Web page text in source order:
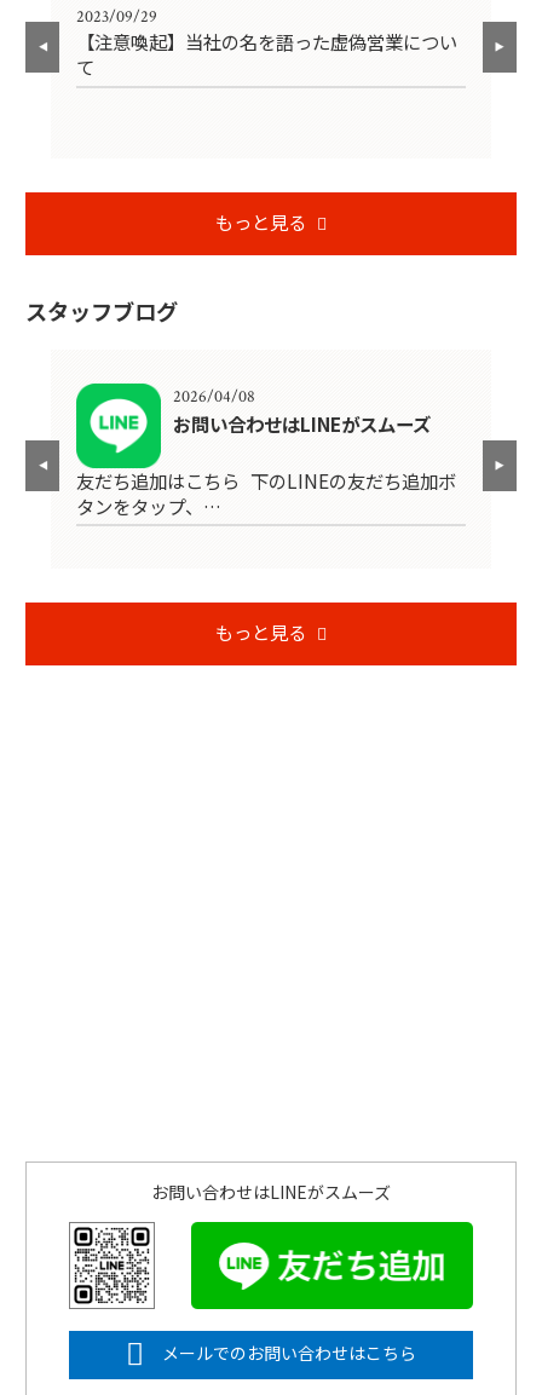
2023/09/29
【注意喚起】当社の名を語った虚偽営業につい
て
もっと見る
スタッフブログ
2026/04/08
お問い合わせはLINEがスムーズ
友だち追加はこちら 下のLINEの友だち追加ボ
タンをタップ、…
もっと見る
お問い合わせはLINEがスムーズ
メールでのお問い合わせはこちら